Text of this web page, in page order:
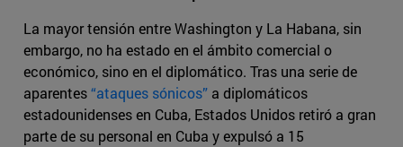
La mayor tensión entre Washington y La Habana, sin
embargo, no ha estado en el ámbito comercial o
económico, sino en el diplomático. Tras una serie de
aparentes“ataques sónicos” a diplomáticos
estadounidenses en Cuba, Estados Unidos retiró a gran
parte de su personal en Cuba y expulsó a 15